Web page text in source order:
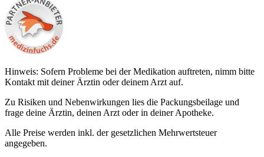
Hinweis: Sofern Probleme bei der Medikation auftreten, nimm bitte
Kontakt mit deiner Ärztin oder deinem Arzt auf.
Zu Risiken und Nebenwirkungen lies die Packungsbeilage und
frage deine Ärztin, deinen Arzt oder in deiner Apotheke.
Alle Preise werden inkl. der gesetzlichen Mehrwertsteuer
angegeben.